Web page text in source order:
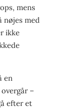
mens
nøjes med
ikke
en
–
efter et